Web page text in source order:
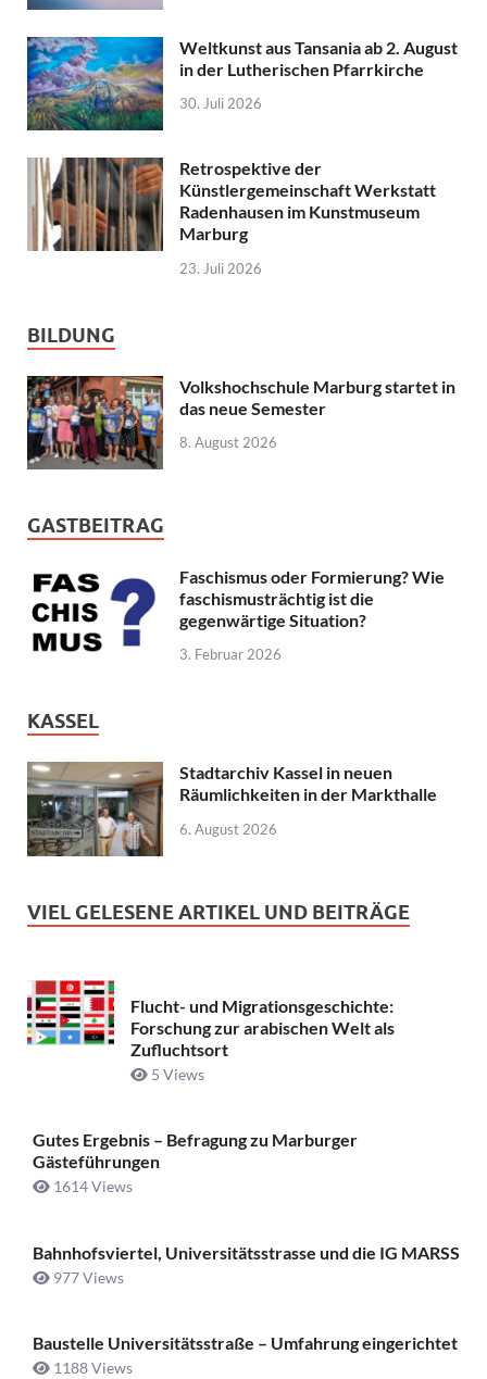
Weltkunst aus Tansania ab 2. August
in der Lutherischen Pfarrkirche
30. Juli 2026
Retrospektive der
Künstlergemeinschaft Werkstatt
Radenhausen im Kunstmuseum
Marburg
23. Juli 2026
BILDUNG
Volkshochschule Marburg startet in
das neue Semester
8. August 2026
GASTBEITRAG
Faschismus oder Formierung? Wie
faschismusträchtig ist die
gegenwärtige Situation?
3. Februar 2026
KASSEL
Stadtarchiv Kassel in neuen
Räumlichkeiten in der Markthalle
6. August 2026
VIEL GELESENE ARTIKEL UND BEITRÄGE
Flucht- und Migrationsgeschichte:
Forschung zur arabischen Welt als
Zufluchtsort
5 Views
Gutes Ergebnis – Befragung zu Marburger
Gästeführungen
1614 Views
Bahnhofsviertel, Universitätsstrasse und die IG MARSS
977 Views
Baustelle Universitätsstraße ­– Umfahrung eingerichtet
1188 Views